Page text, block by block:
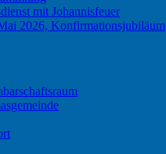
mit Johannisfeuer
2026, Konfirmationsjubiläum